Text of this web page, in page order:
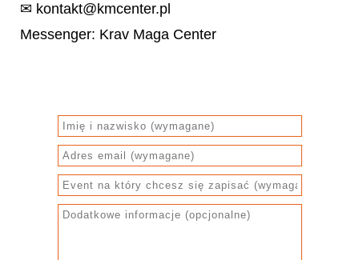
✉ kontakt@kmcenter.pl
Messenger: Krav Maga Center